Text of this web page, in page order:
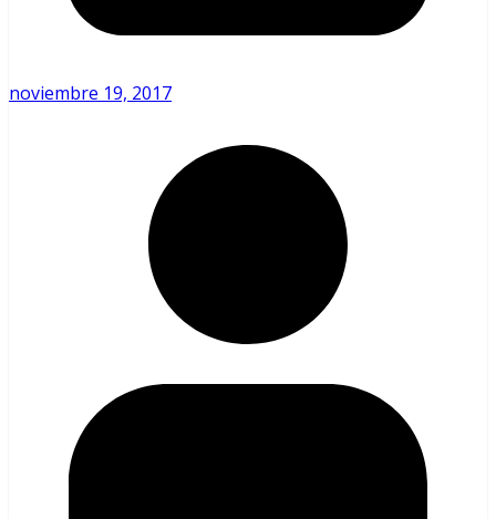
noviembre 19, 2017